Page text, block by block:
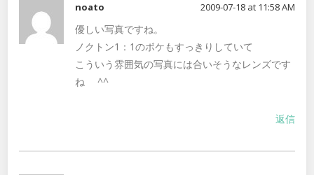
noato 2009-07-18 at 11:58 AM
優しい写真ですね。
ノクトン1：1のボケもすっきりしていて
こういう雰囲気の写真には合いそうなレンズです
ね ^^
返信